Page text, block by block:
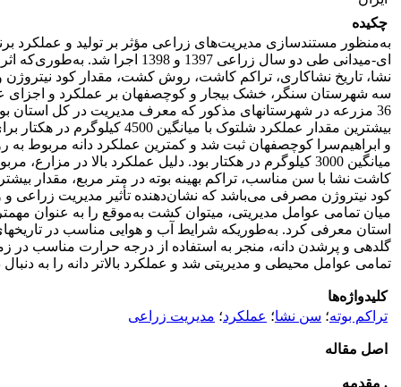
چکیده
به‌منظور مستند‌سازی مدیریت‌های زراعی مؤثر بر تولید و عملکرد
­ای-میدانی طی دو سال زراعی 1397 و
نشا، تاریخ نشا‌کاری، تراکم کاشت، روش کشت، مقدار کود
سه شهرستان سنگر، خشک بیجار و کوچصفهان بر عملکرد و اجزای
36 مزرعه در شهرستان­های مذکور که معرف مدیریت در کل استان
بیشترین مقدار عملکرد شلتوک با
و ابراهیم‌سرا کوچصفهان ثبت شد و کمترین عملکرد دانه مربوط به
میانگین 3000 کیلوگرم در هکتار بود. دلیل عملکرد بالا در
کاشت نشا با سن مناسب، تراکم بهینه بوته در متر مربع، مقدار
کود نیتروژن مصرفی می‌باشد که نشان‌دهنده تأثیر مدیریت زراعی
میان تمامی عوامل مدیریتی، می­توان کشت به‌موقع را به­ عنوان
استان معرفی کرد. به‌طوری­که شرایط آب و هوایی مناسب در
گلدهی و پر­شدن دانه، منجر به استفاده از درجه حرارت مناسب در
تمامی عوامل محیطی و مدیریتی شد و عملکرد بالاتر دانه را به
کلیدواژه‌ها
تراکم بوته؛ سن نشا؛ عملکرد؛ مدیریت زراعی
اصل مقاله
. مقدمه